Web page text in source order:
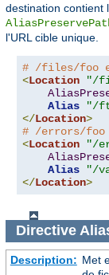
destination contient
l'URL cible unique.
# /files/foo
<Location "/
Alias
"/
</Location>
# /errors/foo
<Location "/
Alias
"/
</Location>
Directive
Description: Met